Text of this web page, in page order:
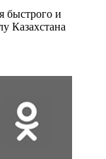
быстрого и
Казахстана